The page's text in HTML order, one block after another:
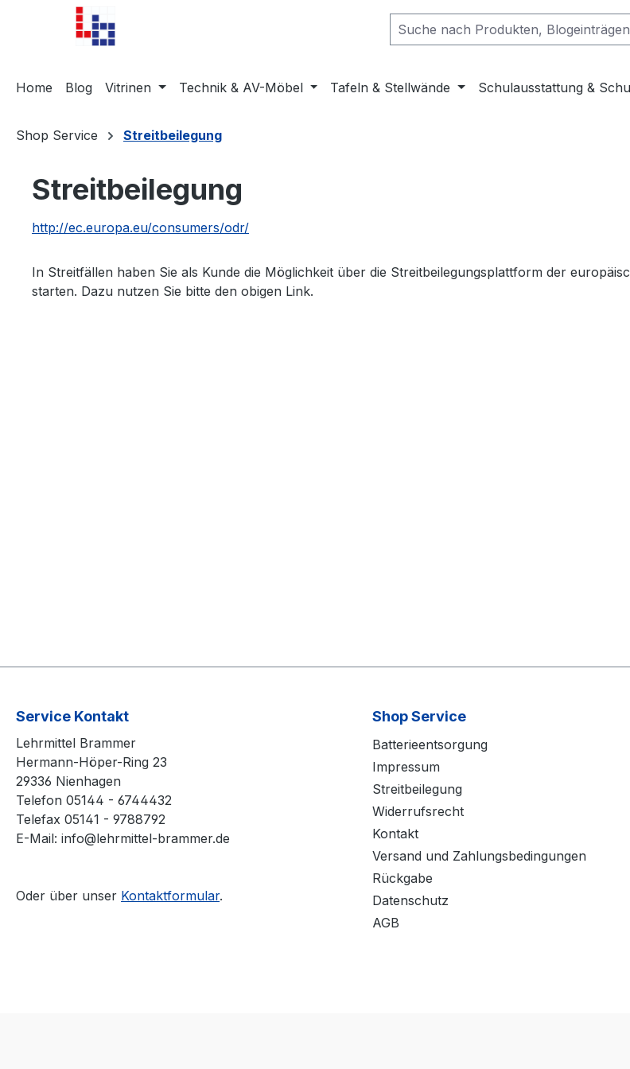
Hauptinhalt springen
Zur Suche springen
Zur Hauptnavigation springen
Home Blog Vitrinen Technik & AV-Möbel Tafeln & Stellwände Schulausstattung &
Shop Service Streitbeilegung
Streitbeilegung
http://ec.europa.eu/consumers/odr/
In Streitfällen haben Sie als Kunde die Möglichkeit über die Streitbeilegungsplattform der
starten. Dazu nutzen Sie bitte den obigen Link.
Service Kontakt
Lehrmittel Brammer
Hermann-Höper-Ring 23
29336 Nienhagen
Telefon 05144 - 6744432
Telefax 05141 - 9788792
E-Mail: info@lehrmittel-brammer.de
Oder über unser Kontaktformular.
Shop Service
Batterieentsorgung
Impressum
Streitbeilegung
Widerrufsrecht
Kontakt
Versand und Zahlungsbedingungen
Rückgabe
Datenschutz
AGB